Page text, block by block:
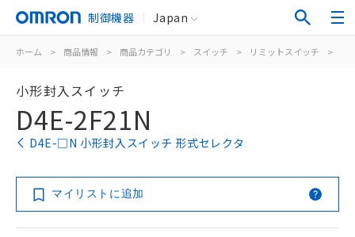
制御機器 Japan
ホーム > 商品情報 > 商品カテゴリ > スイッチ > リミットスイッチ >
小形封入スイッチ
D4E-2F21N
D4E-□N 小形封入スイッチ 形式セレクタ
マイリストに追加